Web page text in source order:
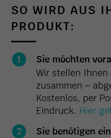
SO WIRD AUS
PRODUKT:
Sie möchten
Wir stellen Ihnen
zusammen –
Kostenlos, per
Eindruck. Hier
Sie benötigen